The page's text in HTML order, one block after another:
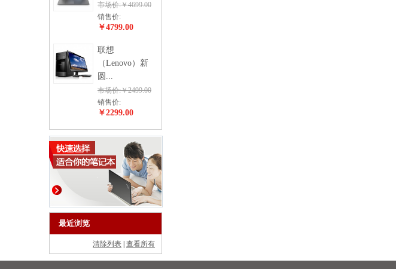
市场价:￥4699.00
销售价:
￥4799.00
联想
（Lenovo）新
圆...
市场价:￥2499.00
销售价:
￥2299.00
最近浏览
清除列表 查看所有